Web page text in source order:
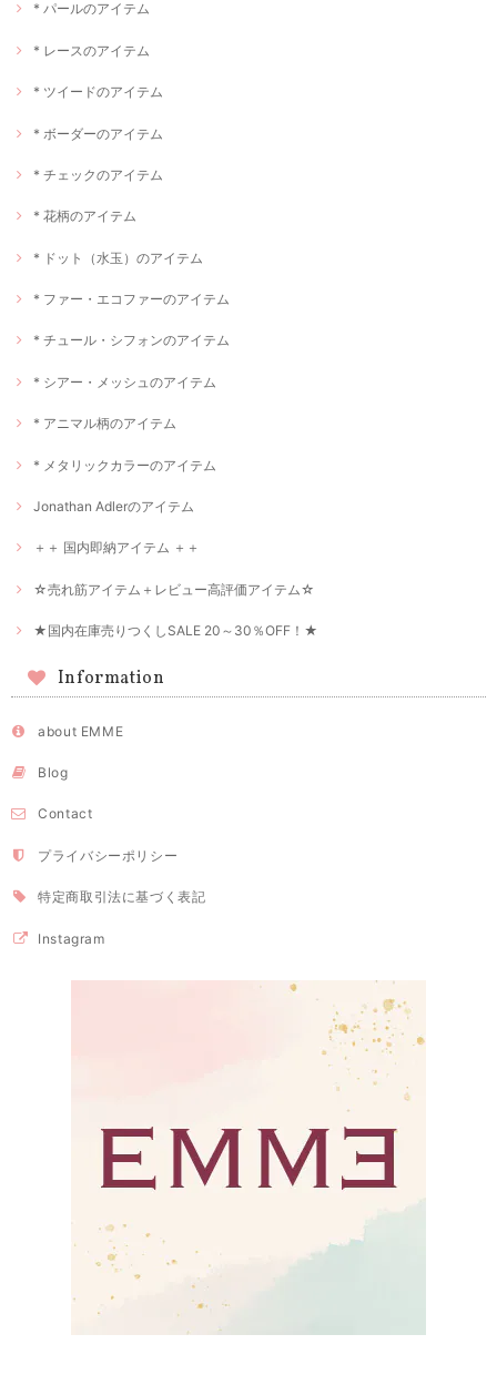
* パールのアイテム
* レースのアイテム
* ツイードのアイテム
* ボーダーのアイテム
* チェックのアイテム
* 花柄のアイテム
* ドット（水玉）のアイテム
* ファー・エコファーのアイテム
* チュール・シフォンのアイテム
* シアー・メッシュのアイテム
* アニマル柄のアイテム
* メタリックカラーのアイテム
Jonathan Adlerのアイテム
＋＋ 国内即納アイテム ＋＋
☆売れ筋アイテム＋レビュー高評価アイテム☆
★国内在庫売りつくしSALE 20～30％OFF！★
Information
about EMME
Blog
Contact
プライバシーポリシー
特定商取引法に基づく表記
Instagram